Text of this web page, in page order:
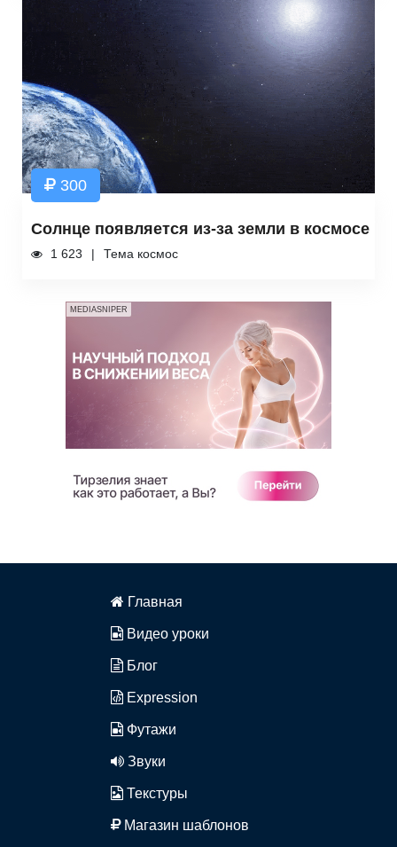
300
Солнце появляется из-за земли в космосе
1 623 Тема космос
MEDIASNIPER
Главная
Видео уроки
Блог
Expression
Футажи
Звуки
Текстуры
Магазин шаблонов